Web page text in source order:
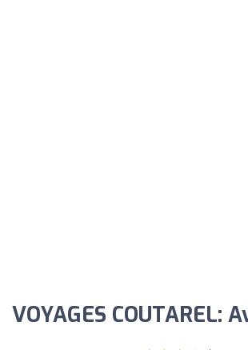
VOYAGES COUTAREL: